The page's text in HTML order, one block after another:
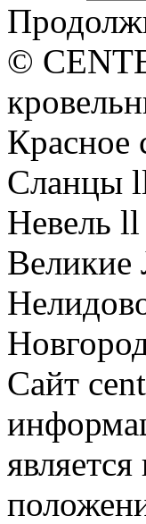
©
Сланцы
Невель
Сайт